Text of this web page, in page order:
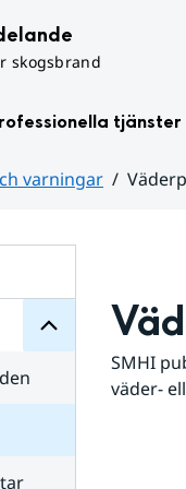
skogsbrand
tjänster
varningar
för
SMHI
väder-